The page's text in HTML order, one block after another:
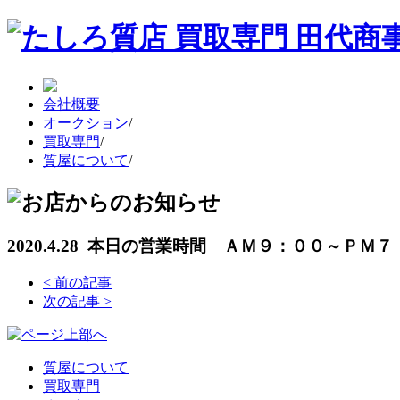
会社概要
オークション/
買取専門/
質屋について/
2020.4.28 本日の営業時間 ＡＭ９：００～ＰＭ７
< 前の記事
次の記事 >
質屋について
買取専門